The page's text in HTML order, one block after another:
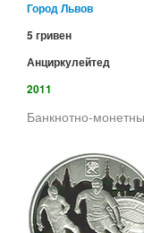
Город Львов
5 гривен
Анциркулейтед
2011
Банкнотно-